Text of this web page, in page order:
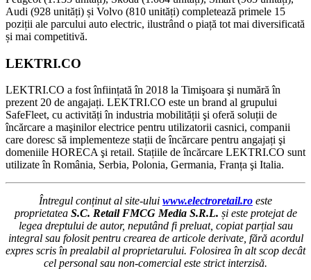
Audi (928 unități) și Volvo (810 unități) completează primele 15
poziții ale parcului auto electric, ilustrând o piață tot mai diversificată
și mai competitivă.
LEKTRI.CO
LEKTRI.CO a fost înființată în 2018 la Timişoara şi numără în
prezent 20 de angajați. LEKTRI.CO este un brand al grupului
SafeFleet, cu activități în industria mobilității şi oferă soluții de
încărcare a maşinilor electrice pentru utilizatorii casnici, companii
care doresc să implementeze stații de încărcare pentru angajați şi
domeniile HORECA şi retail. Stațiile de încărcare LEKTRI.CO sunt
utilizate în România, Serbia, Polonia, Germania, Franța şi Italia.
Întregul conținut al site-ului www.electroretail.ro este
proprietatea S.C. Retail FMCG Media S.R.L. și este protejat de
legea dreptului de autor, neputând fi preluat, copiat parțial sau
integral sau folosit pentru crearea de articole derivate, fără acordul
expres scris în prealabil al proprietarului. Folosirea în alt scop decât
cel personal sau non-comercial este strict interzisă.